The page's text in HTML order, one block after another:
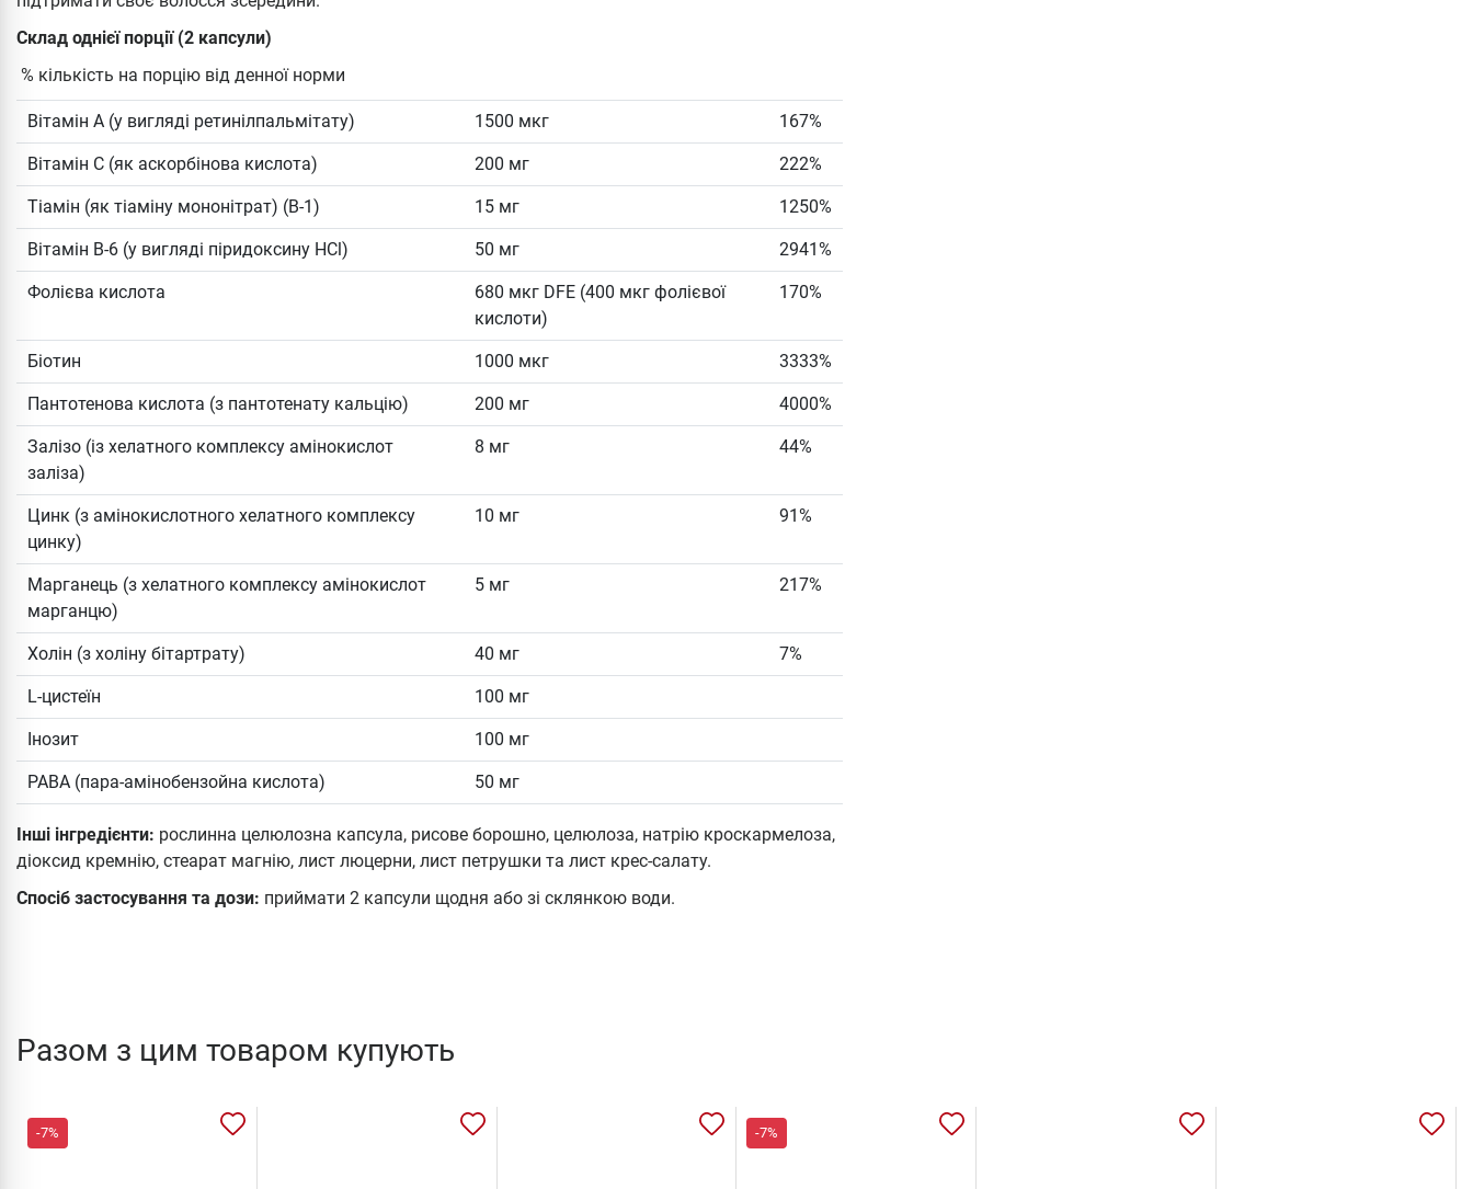
Склад однієї порції (2 капсули)
% кількість на порцію від денної норми
Вітамін А (у вигляді ретинілпальмітату) 1500 мкг 167%
Вітамін С (як аскорбінова кислота) 200 мг 222%
Тіамін (як тіаміну мононітрат) (B-1) 15 мг 1250%
Вітамін B-6 (у вигляді піридоксину HCl) 50 мг 2941%
Фолієва кислота
680 мкг DFE (400 мкг фолієвої
кислоти)
170%
Біотин 1000 мкг 3333%
Пантотенова кислота (з пантотенату кальцію) 200 мг 4000%
Залізо (із хелатного комплексу амінокислот
заліза)
8 мг 44%
Цинк (з амінокислотного хелатного комплексу
цинку)
10 мг 91%
Марганець (з хелатного комплексу амінокислот
марганцю)
5 мг 217%
Холін (з холіну бітартрату) 40 мг 7%
L-цистеїн 100 мг
Інозит 100 мг
PABA (пара-амінобензойна кислота) 50 мг
Інші інгредієнти: рослинна целюлозна капсула, рисове борошно, целюлоза, натрію кроскармелоза,
діоксид кремнію, стеарат магнію, лист люцерни, лист петрушки та лист крес-салату.
Спосіб застосування та дози: приймати 2 капсули щодня або зі склянкою води.
Разом з цим товаром купують
-7% -7%